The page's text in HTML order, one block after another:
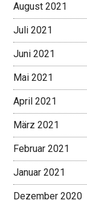
August 2021
Juli 2021
Juni 2021
Mai 2021
April 2021
März 2021
Februar 2021
Januar 2021
Dezember 2020